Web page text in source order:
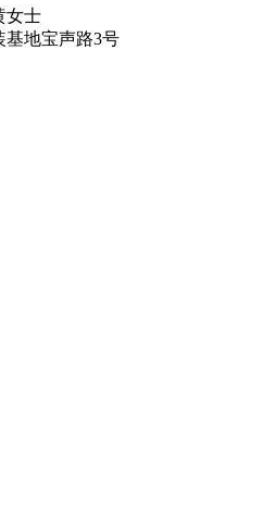
女士
基地宝声路3号